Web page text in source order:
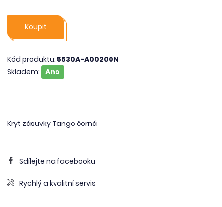
Koupit
Kód produktu: 5530A-A00200N
Skladem:
Ano
Kryt zásuvky Tango černá
Sdílejte na facebooku
Rychlý a kvalitní servis